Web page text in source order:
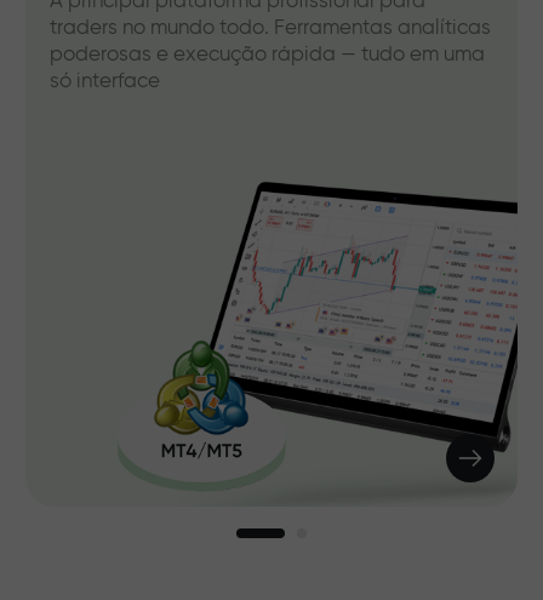
traders no mundo todo. Ferramentas analíticas
poderosas e execução rápida — tudo em uma
só interface